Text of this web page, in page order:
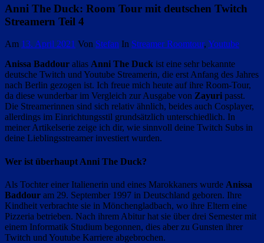
Anni The Duck: Room Tour mit deutschen Twitch
Streamern Teil 4
Am 13. April 2021 Von Stefan In Streamer Roomtour, Youtube
Anissa Baddour alias Anni The Duck ist eine sehr bekannte
deutsche Twitch und Youtube Streamerin, die erst Anfang des Jahres
nach Berlin gezogen ist. Ich freue mich heute auf ihre Room-Tour,
da diese wunderbar im Vergleich zur Ausgabe von Zayuri passt.
Die Streamerinnen sind sich relativ ähnlich, beides auch Cosplayer,
allerdings im Einrichtungsstil grundsätzlich unterschiedlich. In
meiner Artikelserie zeige ich dir, wie sinnvoll deine Twitch Subs in
deine Lieblingsstreamer investiert wurden.
Wer ist überhaupt Anni The Duck?
Als Tochter einer Italienerin und eines Marokkaners wurde Anissa
Baddour am 29. September 1997 in Deutschland geboren. Ihre
Kindheit verbrachte sie in Mönchengladbach, wo ihre Eltern eine
Pizzeria betrieben. Nach ihrem Abitur hat sie über drei Semester mit
einem Informatik Studium begonnen, dies aber zu Gunsten ihrer
Twitch und Youtube Karriere abgebrochen.